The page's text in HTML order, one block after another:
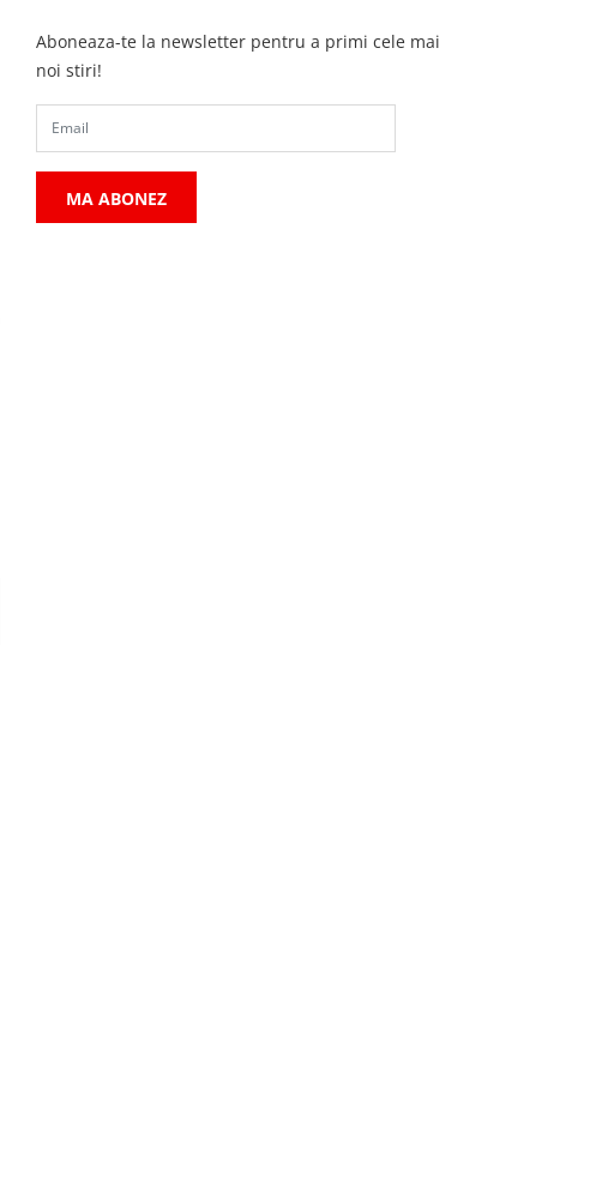
Aboneaza-te la newsletter pentru a primi cele mai
noi stiri!
MA ABONEZ